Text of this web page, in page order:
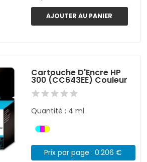
AJOUTER AU PANIER
Cartouche D'Encre HP
300 (CC643EE) Couleur
Quantité : 4 ml
Prix par page : 0.206 €